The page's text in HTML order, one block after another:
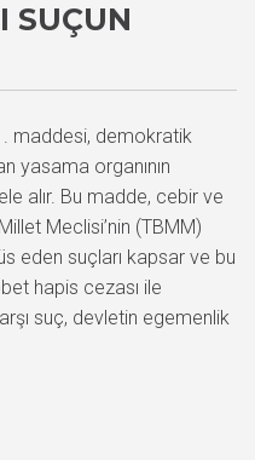
SUÇUN
maddesi, demokratik
yasama organının
alır. Bu madde, cebir ve
Meclisi’nin (TBMM)
eden suçları kapsar ve bu
hapis cezası ile
suç, devletin egemenlik